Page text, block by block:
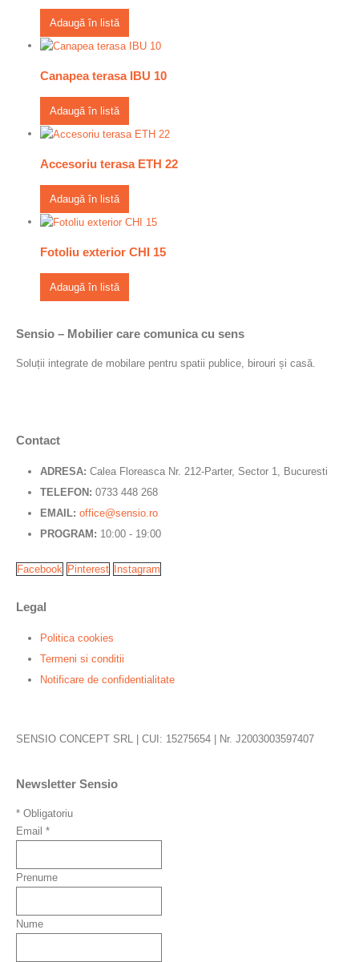
Adaugă în listă
Canapea terasa IBU 10
Adaugă în listă
Accesoriu terasa ETH 22
Adaugă în listă
Fotoliu exterior CHI 15
Adaugă în listă
Sensio – Mobilier care comunica cu sens
Soluții integrate de mobilare pentru spatii publice, birouri și casă.
Contact
ADRESA: Calea Floreasca Nr. 212-Parter, Sector 1, Bucuresti
TELEFON: 0733 448 268
EMAIL: office@sensio.ro
PROGRAM: 10:00 - 19:00
Facebook Pinterest Instagram
Legal
Politica cookies
Termeni si conditii
Notificare de confidentialitate
SENSIO CONCEPT SRL | CUI: 15275654 | Nr. J2003003597407
Newsletter Sensio
* Obligatoriu
Email *
Prenume
Nume